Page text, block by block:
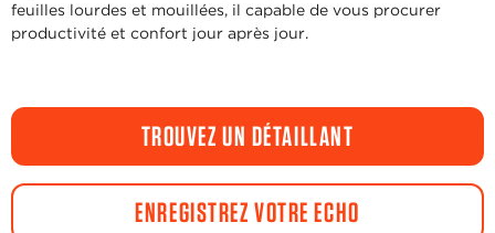
feuilles lourdes et mouillées, il capable de vous procurer
productivité et confort jour après jour.
TROUVEZ UN DÉTAILLANT
ENREGISTREZ VOTRE ECHO